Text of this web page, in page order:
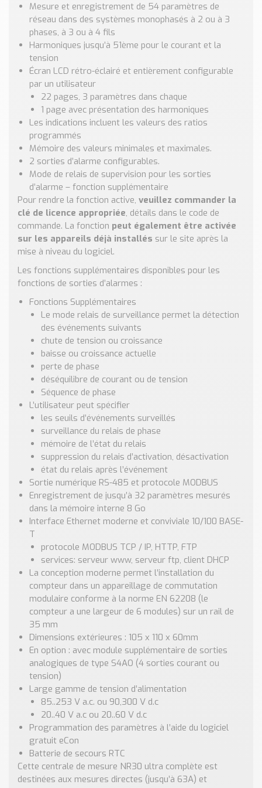
Nos Réalisations
Conseils et Actualités
Catalogue des essentiels pour les brasseries et micro-
brasseries
Contact & Devis
Devis, Tarifs, Renseignements techniques
Mesure et enregistrement de 54 paramètres de
réseau dans des systèmes monophasés à 2 ou à 3
phases, à 3 ou à 4 fils
Harmoniques jusqu’à 51ème pour le courant et la
tension
Écran LCD rétro-éclairé et entièrement configurable
par un utilisateur
22 pages, 3 paramètres dans chaque
1 page avec présentation des harmoniques
Les indications incluent les valeurs des ratios
programmés
Mémoire des valeurs minimales et maximales.
2 sorties d’alarme configurables.
Mode de relais de supervision pour les sorties
d’alarme – fonction supplémentaire
Pour rendre la fonction active, veuillez commander la
clé de licence appropriée, détails dans le code de
commande. La fonction peut également être activée
sur les appareils déjà installés sur le site après la
mise à niveau du logiciel.
Les fonctions supplémentaires disponibles pour les
fonctions de sorties d’alarmes :
Fonctions Supplémentaires
Le mode relais de surveillance permet la détection
des événements suivants
chute de tension ou croissance
baisse ou croissance actuelle
perte de phase
déséquilibre de courant ou de tension
Séquence de phase
L’utilisateur peut spécifier
les seuils d’événements surveillés
surveillance du relais de phase
mémoire de l’état du relais
suppression du relais d’activation, désactivation
état du relais après l’événement
Sortie numérique RS-485 et protocole MODBUS
Enregistrement de jusqu’à 32 paramètres mesurés
dans la mémoire interne 8 Go
Interface Ethernet moderne et conviviale 10/100 BASE-
T
protocole MODBUS TCP / IP, HTTP, FTP
services: serveur www, serveur ftp, client DHCP
La conception moderne permet l’installation du
compteur dans un appareillage de commutation
modulaire conforme à la norme EN 62208 (le
compteur a une largeur de 6 modules) sur un rail de
35 mm
Dimensions extérieures : 105 x 110 x 60mm
En option : avec module supplémentaire de sorties
analogiques de type S4AO (4 sorties courant ou
tension)
Large gamme de tension d’alimentation
85..253 V a.c. ou 90,300 V d.c
20..40 V a.c ou 20..60 V d.c
Programmation des paramètres à l’aide du logiciel
gratuit eCon
Batterie de secours RTC
Cette centrale de mesure NR30 ultra complète est
destinées aux mesures directes (jusqu’à 63A) et